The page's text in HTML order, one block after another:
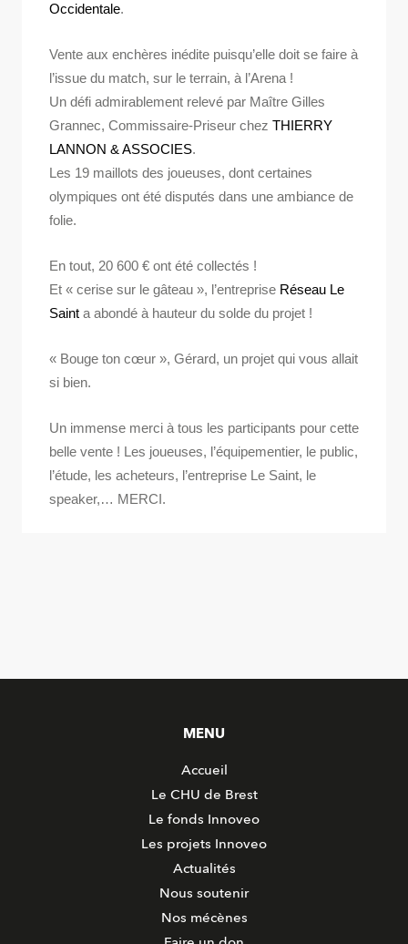
Occidentale.
Vente aux enchères inédite puisqu’elle doit se faire à
l’issue du match, sur le terrain, à l’Arena !
Un défi admirablement relevé par Maître Gilles
Grannec, Commissaire-Priseur chez THIERRY
LANNON & ASSOCIES.
Les 19 maillots des joueuses, dont certaines
olympiques ont été disputés dans une ambiance de
folie.
En tout, 20 600 € ont été collectés !
Et « cerise sur le gâteau », l’entreprise Réseau Le
Saint a abondé à hauteur du solde du projet !
« Bouge ton cœur », Gérard, un projet qui vous allait
si bien.
Un immense merci à tous les participants pour cette
belle vente ! Les joueuses, l’équipementier, le public,
l’étude, les acheteurs, l’entreprise Le Saint, le
speaker,… MERCI.
MENU
Accueil
Le CHU de Brest
Le fonds Innoveo
Les projets Innoveo
Actualités
Nous soutenir
Nos mécènes